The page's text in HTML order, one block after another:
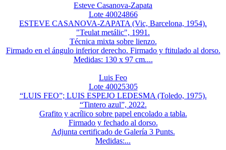
Esteve Casanova-Zapata
Lote 40024866
ESTEVE CASANOVA-ZAPATA (Vic, Barcelona, 1954).
"Teulat metálic", 1991.
Técnica mixta sobre lienzo.
Firmado en el ángulo inferior derecho. Firmado y ftitulado al dorso.
Medidas: 130 x 97 cm....
Luis Feo
Lote 40025305
“LUIS FEO”; LUIS ESPEJO LEDESMA (Toledo, 1975).
“Tintero azul”, 2022.
Grafito y acrílico sobre papel encolado a tabla.
Firmado y fechado al dorso.
Adjunta certificado de Galería 3 Punts.
Medidas:...